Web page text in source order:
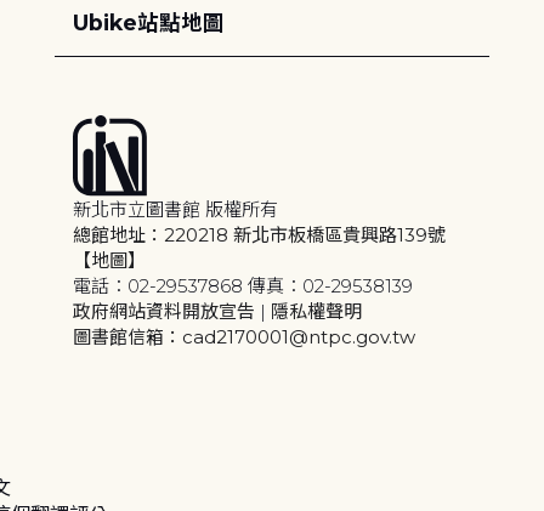
Ubike站點地圖
新北市立圖書館 版權所有
總館地址：220218 新北市板橋區貴興路139號
【地圖】
電話：02-29537868 傳真：02-29538139
政府網站資料開放宣告 | 隱私權聲明
圖書館信箱：cad2170001@ntpc.gov.tw